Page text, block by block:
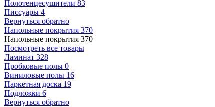
Полотенцесушители 83
Писсуары 4
Вернуться обратно
Напольные покрытия 370
Напольные покрытия 370
Посмотреть все товары
Ламинат 328
Пробковые полы 0
Виниловые полы 16
Паркетная доска 19
Подложки 6
Вернуться обратно